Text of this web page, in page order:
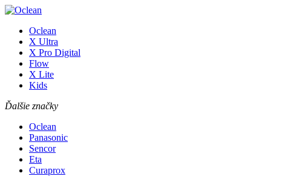
Oclean
X Ultra
X Pro Digital
Flow
X Lite
Kids
Ďalšie značky
Oclean
Panasonic
Sencor
Eta
Curaprox